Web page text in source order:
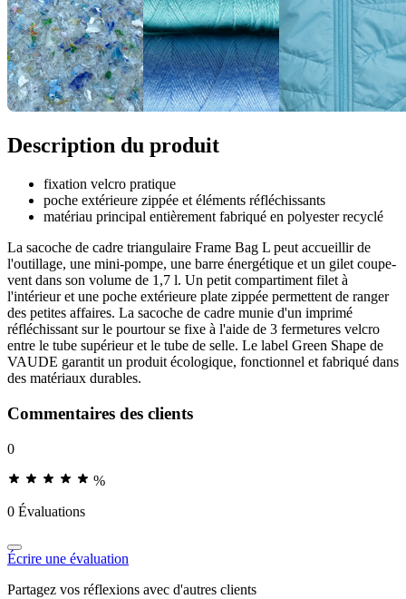
Description du produit
fixation velcro pratique
poche extérieure zippée et éléments réfléchissants
matériau principal entièrement fabriqué en polyester recyclé
La sacoche de cadre triangulaire Frame Bag L peut accueillir de
l'outillage, une mini-pompe, une barre énergétique et un gilet coupe-
vent dans son volume de 1,7 l. Un petit compartiment filet à
l'intérieur et une poche extérieure plate zippée permettent de ranger
des petites affaires. La sacoche de cadre munie d'un imprimé
réfléchissant sur le pourtour se fixe à l'aide de 3 fermetures velcro
entre le tube supérieur et le tube de selle. Le label Green Shape de
VAUDE garantit un produit écologique, fonctionnel et fabriqué dans
des matériaux durables.
Commentaires des clients
0
%
0 Évaluations
Écrire une évaluation
Partagez vos réflexions avec d'autres clients